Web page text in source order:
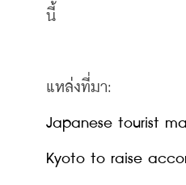
นี้
แหล่งที่มา:
Japanese tourist
Kyoto to raise